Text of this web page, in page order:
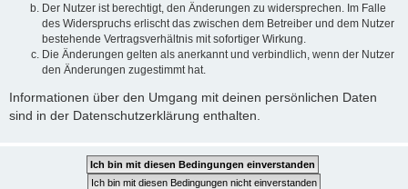
Der Nutzer ist berechtigt, den Änderungen zu widersprechen. Im Falle
des Widerspruchs erlischt das zwischen dem Betreiber und dem Nutzer
bestehende Vertragsverhältnis mit sofortiger Wirkung.
Die Änderungen gelten als anerkannt und verbindlich, wenn der Nutzer
den Änderungen zugestimmt hat.
Informationen über den Umgang mit deinen persönlichen Daten
sind in der Datenschutzerklärung enthalten.